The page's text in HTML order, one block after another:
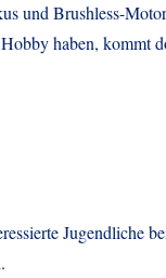
und Brushless-
haben,
Jugendliche